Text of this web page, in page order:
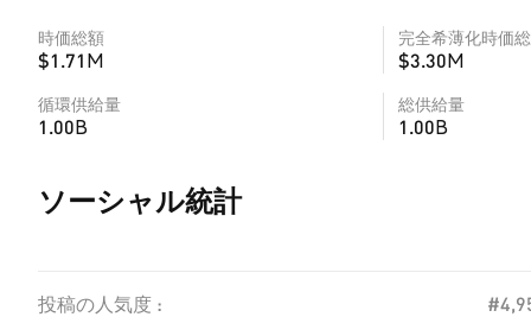
時価総額
$1.71M
完全希薄化時価
$3.30M
循環供給量
1.00B
総供給量
1.00B
ソーシャル統計
投稿の人気度 :